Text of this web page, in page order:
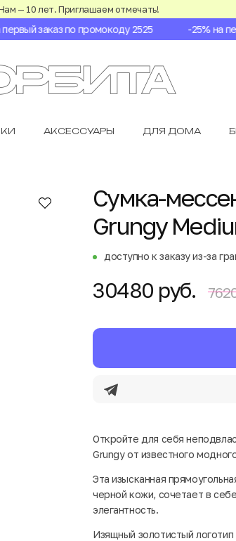
— 10 лет. Приглашаем отмечать!
заказ по промокоду 2525 -25% на
АКСЕССУАРЫ ДЛЯ ДОМА
Сумка-
Grungy
доступно к заказу из-за
30480 руб.
Откройте для себя
Grungy от известного
Эта изысканная
черной кожи, сочетает в
элегантность.
Изящный золотистый